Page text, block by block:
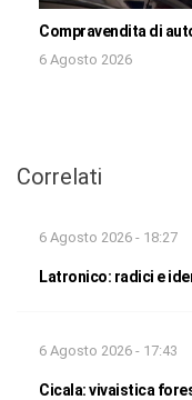
Compravendita di
6 Agosto 2026
Correlati
6 Agosto 2026 - 18:27
Latronico: radici e
6 Agosto 2026 - 17:43
Cicala: vivaistica